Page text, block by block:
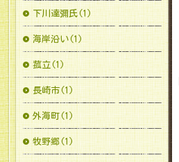
下川達彌氏(1)
海岸沿い(1)
菰立(1)
長崎市(1)
外海町(1)
牧野郷(1)